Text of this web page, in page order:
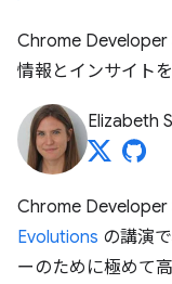
Chrome Developer
情報とインサイトを
Elizabeth
Chrome Developer
Evolutions の講演
ーのために極めて